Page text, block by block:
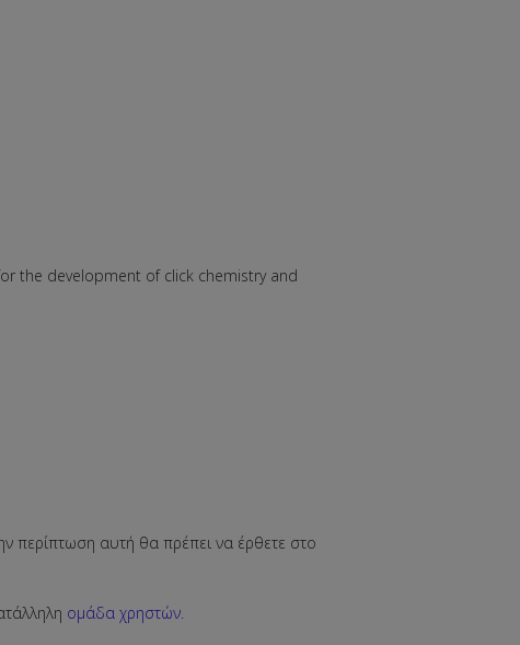
the development of click chemistry and
περίπτωση αυτή θα πρέπει να έρθετε στο
ομάδα χρηστών.